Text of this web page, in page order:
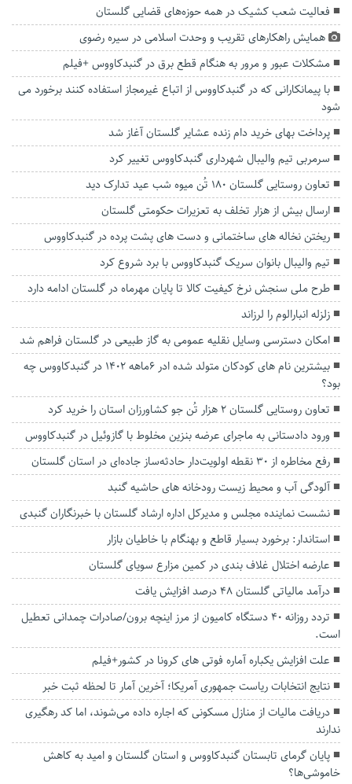
فعالیت شعب کشیک در همه حوزه‌های قضایی گلستان
همایش راهکارهای تقریب و وحدت اسلامی در سیره رضوی
مشکلات عبور و مرور به هنگام قطع برق در گنبدکاووس +فیلم
با پیمانکارانی که در گنبدکاووس از اتباع غیرمجاز استفاده کنند برخورد می
شود
پرداخت بهای خرید دام زنده عشایر گلستان آغاز شد
سرمربی تیم والیبال شهرداری گنبدکاووس تغییر کرد
تعاون روستایی گلستان ۱۸۰ تُن میوه شب عید تدارک دید
ارسال بیش از هزار تخلف به تعزیرات حکومتی گلستان
ریختن نخاله های ساختمانی و دست های پشت پرده در گنبدکاووس
تیم والیبال بانوان سریک گنبدکاووس با برد شروع کرد
طرح ملی سنجش نرخ کیفیت کالا تا پایان مهرماه در گلستان ادامه دارد
زلزله انبارالوم را لرزاند
امکان دسترسی وسایل نقلیه عمومی به گاز طبیعی در گلستان فراهم شد
بیشترین نام های کودکان متولد شده ادر 6ماهه 1402 در گنبدکاووس چه
بود؟
تعاون روستایی گلستان ۲ هزار تُن جو کشاورزان استان را خرید کرد
ورود دادستانی به ماجرای عرضه بنزین مخلوط با گازوئیل در گنبدکاووس
رفع مخاطره از ۳۰ نقطه اولویت‌دار حادثه‌ساز جاده‌ای در استان گلستان
آلودگی آب و محیط زیست رودخانه های حاشیه گنبد
نشست نماینده مجلس و مدیرکل اداره ارشاد گلستان با خبرنگاران گنبدی
استاندار: برخورد بسیار قاطع و بهنگام با خاطیان بازار
عارضه اختلال غلاف بندی در کمین مزارع سویای گلستان
درآمد مالیاتی گلستان ۴۸ درصد افزایش یافت
تردد روزانه ۴۰ دستگاه کامیون از مرز اینچه برون/صادرات چمدانی تعطیل
است.
علت افزایش یکباره آماره فوتی های کرونا در کشور+فیلم
نتایج انتخابات ریاست جمهوری آمریکا؛ آخرین آمار تا لحظه ثبت خبر
دریافت مالیات از منازل مسکونی که اجاره داده می‌شوند، اما کد رهگیری
ندارند
پایان گرمای تابستان گنبدکاووس و استان گلستان و امید به کاهش
خاموشی‌ها؟